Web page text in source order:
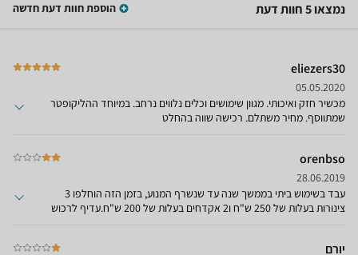
נמצאו 5 חוות דעת הוספת חוות דעת חדשה
eliezers30
05.05.2020
מכשיר חזק ואיכותי. מגוון שימושים וכלים נלווים נרחב. במיוחד ההליקופטר
שמתווסף. מחיר משתלם. רכישה שווה בהחלט
orenbso
28.06.2019
עבד בשימוש ביתי בממשך שנה עד שנשרף המנוע, בזמן הזה הוחלפו 3
צינורות בעלות של 250 ש"ח ו2 אקדחים בעלות של 200 ש"ח.עדיף לרכוש
יורם